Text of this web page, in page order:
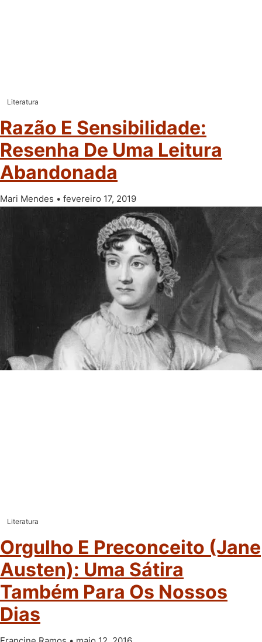
Literatura
Razão E Sensibilidade:
Resenha De Uma Leitura
Abandonada
Mari Mendes fevereiro 17, 2019
Literatura
Orgulho E Preconceito (Jane
Austen): Uma Sátira
Também Para Os Nossos
Dias